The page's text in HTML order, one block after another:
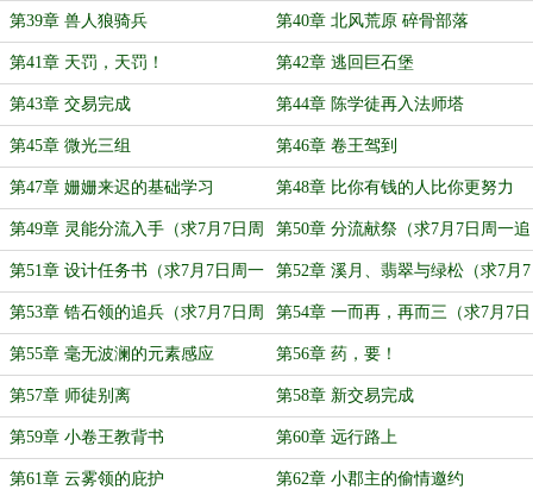
第39章 兽人狼骑兵 第40章 北风荒原 碎骨部落
第41章 天罚，天罚！ 第42章 逃回巨石堡
第43章 交易完成 第44章 陈学徒再入法师塔
第45章 微光三组 第46章 卷王驾到
第47章 姗姗来迟的基础学习 第48章 比你有钱的人比你更努力
（求7月7日周一追读）
第49章 灵能分流入手（求7月7日周
一追读）
第50章 分流献祭（求7月7日周一追
读）
第51章 设计任务书（求7月7日周一
追读）
第52章 溪月、翡翠与绿松（求7月7
日周一追读）
第53章 锆石领的追兵（求7月7日周
一追读）
第54章 一而再，再而三（求7月7日
周一追读）
第55章 毫无波澜的元素感应 第56章 药，要！
第57章 师徒别离 第58章 新交易完成
第59章 小卷王教背书 第60章 远行路上
第61章 云雾领的庇护 第62章 小郡主的偷情邀约